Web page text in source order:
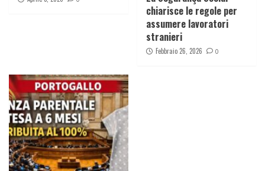
chiarisce le regole per
assumere lavoratori
stranieri
Febbraio 26, 2026 0